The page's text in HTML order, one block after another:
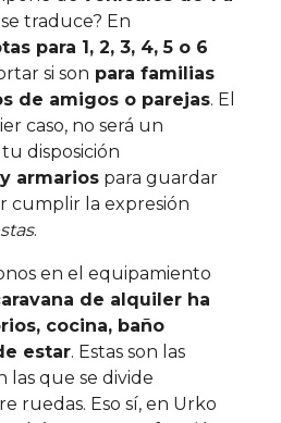
traduce? En
para 1, 2, 3, 4, 5 o 6
si son para familias
de amigos o parejas. El
caso, no será un
disposición
armarios para guardar
cumplir la expresión
.
en el equipamiento
de alquiler ha
cocina, baño
estar. Estas son las
las que se divide
ruedas. Eso sí, en Urko